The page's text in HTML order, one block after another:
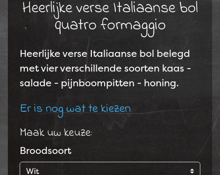
Heerlijke verse Italiaanse bol
quatro formaggio
Heerlijke verse Italiaanse bol belegd
met vier verschillende soorten kaas -
salade - pijnboompitten - honing.
Er is nog wat te kiezen
Maak uw keuze:
Broodsoort